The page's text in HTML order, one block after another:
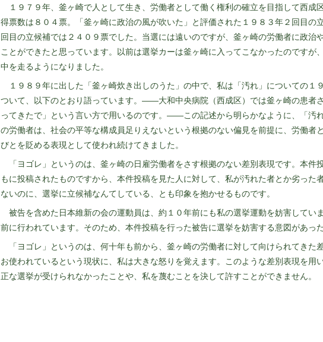
１９７９年、釜ヶ崎で人として生き、労働者として働く権利の確立を目指して西成
得票数は８０４票。「釜ヶ崎に政治の風が吹いた」と評価された１９８３年２回目の
回目の立候補では２４０９票でした。当選には遠いのですが、釜ヶ崎の労働者に政治
ことができたと思っています。以前は選挙カーは釜ヶ崎に入ってこなかったのですが
中を走るようになりました。
１９８９年に出した「釜ヶ崎炊き出しのうた」の中で、私は「汚れ」についての１
ついて、以下のとおり語っています。――大和中央病院（西成区）では釜ヶ崎の患者
ってきたで」という言い方で用いるのです。――この記述から明らかなように、「汚
の労働者は、社会の平等な構成員足りえないという根拠のない偏見を前提に、労働者
びとを貶める表現として使われ続けてきました。
「ヨゴレ」というのは、釜ヶ崎の日雇労働者をさす根拠のない差別表現です。本件
もに投稿されたものですから、本件投稿を見た人に対して、私が汚れた者とか劣った
ないのに、選挙に立候補なんてしている、とも印象を抱かせるものです。
被告を含めた日本維新の会の運動員は、約１０年前にも私の選挙運動を妨害してい
前に行われています。そのため、本件投稿を行った被告に選挙を妨害する意図があっ
「ヨゴレ」というのは、何十年も前から、釜ヶ崎の労働者に対して向けられてきた
お使われているという現状に、私は大きな怒りを覚えます。このような差別表現を用
正な選挙が受けられなかったことや、私を蔑むことを決して許すことができません。